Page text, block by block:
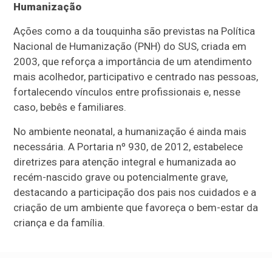
Humanização
Ações como a da touquinha são previstas na Política
Nacional de Humanização (PNH) do SUS, criada em
2003, que reforça a importância de um atendimento
mais acolhedor, participativo e centrado nas pessoas,
fortalecendo vínculos entre profissionais e, nesse
caso, bebês e familiares.
No ambiente neonatal, a humanização é ainda mais
necessária. A Portaria nº 930, de 2012, estabelece
diretrizes para atenção integral e humanizada ao
recém-nascido grave ou potencialmente grave,
destacando a participação dos pais nos cuidados e a
criação de um ambiente que favoreça o bem-estar da
criança e da família.